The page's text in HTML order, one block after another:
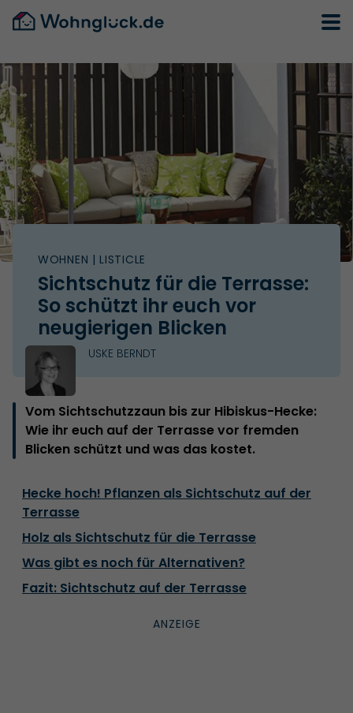
WOHNEN | LISTICLE
Sichtschutz für die Terrasse:
So schützt ihr euch vor
neugierigen Blicken
USKE BERNDT
Vom Sichtschutzzaun bis zur Hibiskus-Hecke:
Wie ihr euch auf der Terrasse vor fremden
Blicken schützt und was das kostet.
Hecke hoch! Pflanzen als Sichtschutz auf der
Terrasse
Holz als Sichtschutz für die Terrasse
Was gibt es noch für Alternativen?
Fazit: Sichtschutz auf der Terrasse